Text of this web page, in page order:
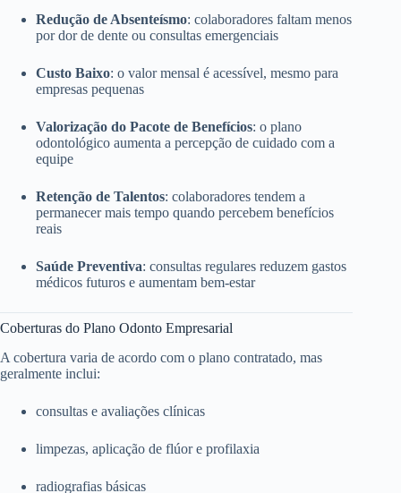
Redução de Absenteísmo: colaboradores faltam menos
por dor de dente ou consultas emergenciais
Custo Baixo: o valor mensal é acessível, mesmo para
empresas pequenas
Valorização do Pacote de Benefícios: o plano
odontológico aumenta a percepção de cuidado com a
equipe
Retenção de Talentos: colaboradores tendem a
permanecer mais tempo quando percebem benefícios
reais
Saúde Preventiva: consultas regulares reduzem gastos
médicos futuros e aumentam bem-estar
Coberturas do Plano Odonto Empresarial
A cobertura varia de acordo com o plano contratado, mas
geralmente inclui:
consultas e avaliações clínicas
limpezas, aplicação de flúor e profilaxia
radiografias básicas